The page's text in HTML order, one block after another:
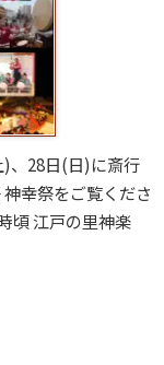
、28日(日)に斎行
幸祭をご覧くださ
江戸の里神楽